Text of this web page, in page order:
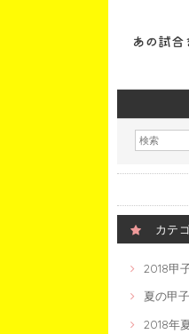
カテ
2018甲
夏の甲
2018年